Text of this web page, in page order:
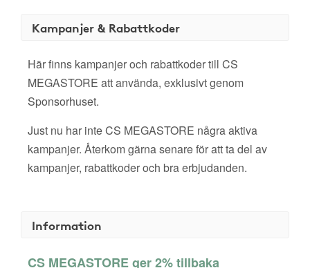
Kampanjer & Rabattkoder
Här finns kampanjer och rabattkoder till CS
MEGASTORE att använda, exklusivt genom
Sponsorhuset.
Just nu har inte CS MEGASTORE några aktiva
kampanjer. Återkom gärna senare för att ta del av
kampanjer, rabattkoder och bra erbjudanden.
Information
CS MEGASTORE ger 2% tillbaka